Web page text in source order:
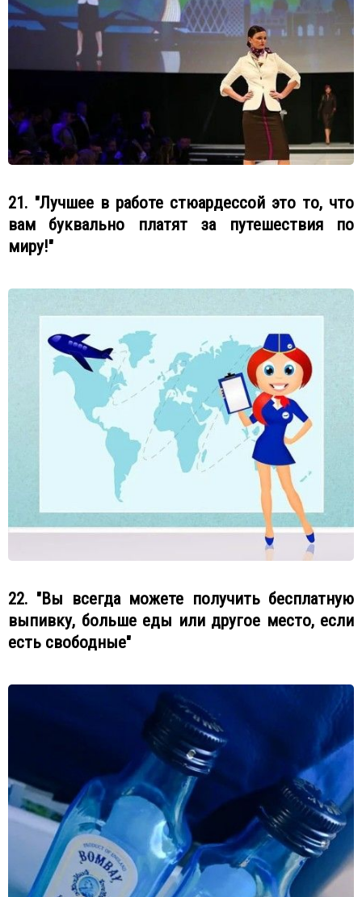
21. "Лучшее в работе стюардессой это то, что
вам буквально платят за путешествия по
миру!"
22. "Вы всегда можете получить бесплатную
выпивку, больше еды или другое место, если
есть свободные"